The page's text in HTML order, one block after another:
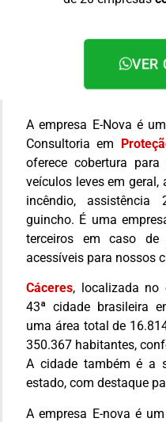
VER
A empresa E-Nova é
Consultoria em
oferece cobertura
veículos leves em geral,
incêndio,
guincho. É uma
terceiros em caso de
acessíveis para nossos
Cáceres, localizada no
43ª cidade brasileira
uma área total de
350.367 habitantes,
A cidade também é a
estado, com destaque
A empresa E-nova é